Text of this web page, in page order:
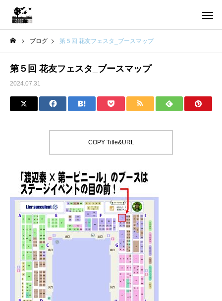
ブログ 第５回 花友フェスタ_ブースマップ
第５回 花友フェスタ_ブースマップ
2024.07.31
COPY Title&URL